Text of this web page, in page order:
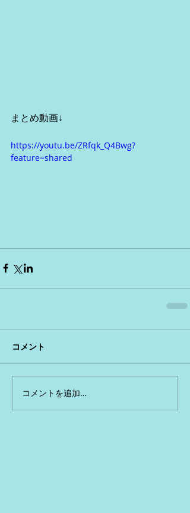
まとめ動画↓
https://youtu.be/ZRfqk_Q4Bwg?
feature=shared
コメント
コメントを追加…